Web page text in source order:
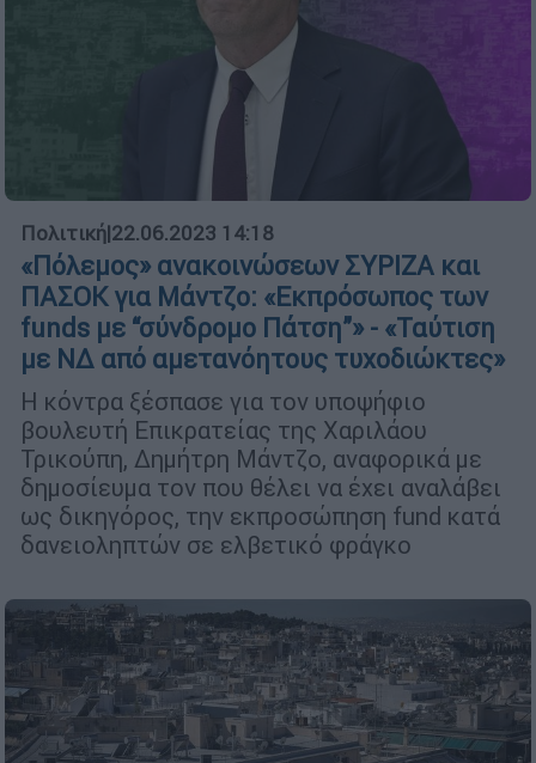
Πολιτική|22.06.2023 14:18
«Πόλεμος» ανακοινώσεων ΣΥΡΙΖΑ και
ΠΑΣΟΚ για Μάντζο: «Εκπρόσωπος των
funds με “σύνδρομο Πάτση”» - «Ταύτιση
με ΝΔ από αμετανόητους τυχοδιώκτες»
Η κόντρα ξέσπασε για τον υποψήφιο
βουλευτή Επικρατείας της Χαριλάου
Τρικούπη, Δημήτρη Μάντζο, αναφορικά με
δημοσίευμα τον που θέλει να έχει αναλάβει
ως δικηγόρος, την εκπροσώπηση fund κατά
δανειοληπτών σε ελβετικό φράγκο